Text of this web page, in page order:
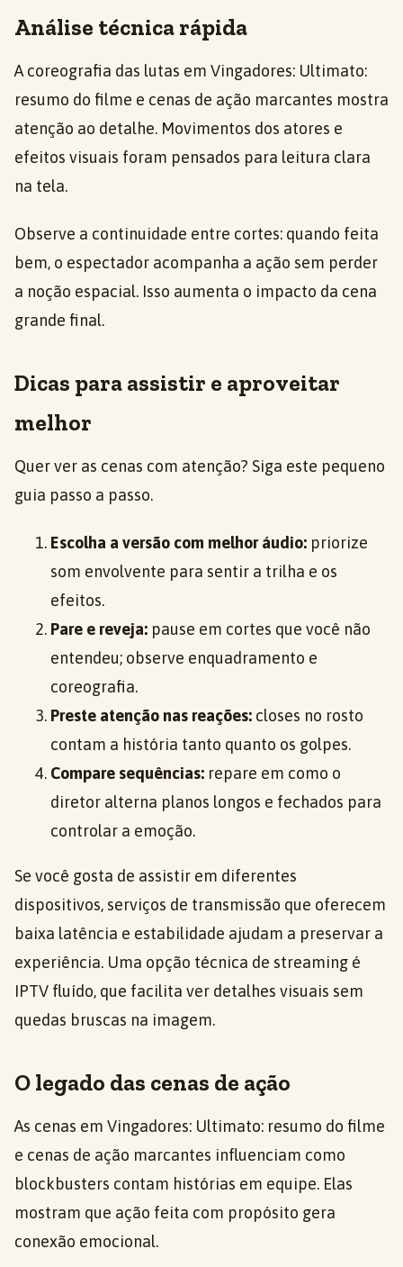
Análise técnica rápida
A coreografia das lutas em Vingadores: Ultimato:
resumo do filme e cenas de ação marcantes mostra
atenção ao detalhe. Movimentos dos atores e
efeitos visuais foram pensados para leitura clara
na tela.
Observe a continuidade entre cortes: quando feita
bem, o espectador acompanha a ação sem perder
a noção espacial. Isso aumenta o impacto da cena
grande final.
Dicas para assistir e aproveitar
melhor
Quer ver as cenas com atenção? Siga este pequeno
guia passo a passo.
Escolha a versão com melhor áudio: priorize
som envolvente para sentir a trilha e os
efeitos.
Pare e reveja: pause em cortes que você não
entendeu; observe enquadramento e
coreografia.
Preste atenção nas reações: closes no rosto
contam a história tanto quanto os golpes.
Compare sequências: repare em como o
diretor alterna planos longos e fechados para
controlar a emoção.
Se você gosta de assistir em diferentes
dispositivos, serviços de transmissão que oferecem
baixa latência e estabilidade ajudam a preservar a
experiência. Uma opção técnica de streaming é
IPTV fluído, que facilita ver detalhes visuais sem
quedas bruscas na imagem.
O legado das cenas de ação
As cenas em Vingadores: Ultimato: resumo do filme
e cenas de ação marcantes influenciam como
blockbusters contam histórias em equipe. Elas
mostram que ação feita com propósito gera
conexão emocional.